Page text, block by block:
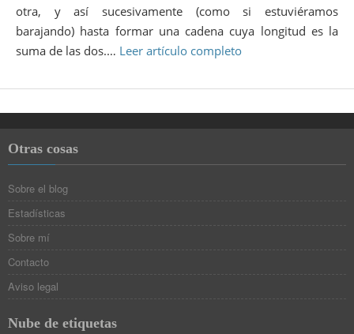
otra, y así sucesivamente (como si estuviéramos
barajando) hasta formar una cadena cuya longitud es la
suma de las dos.… Leer artículo completo
Otras cosas
Sobre el blog
Estadísticas
Sobre mí
Contacto
Aviso legal
Nube de etiquetas